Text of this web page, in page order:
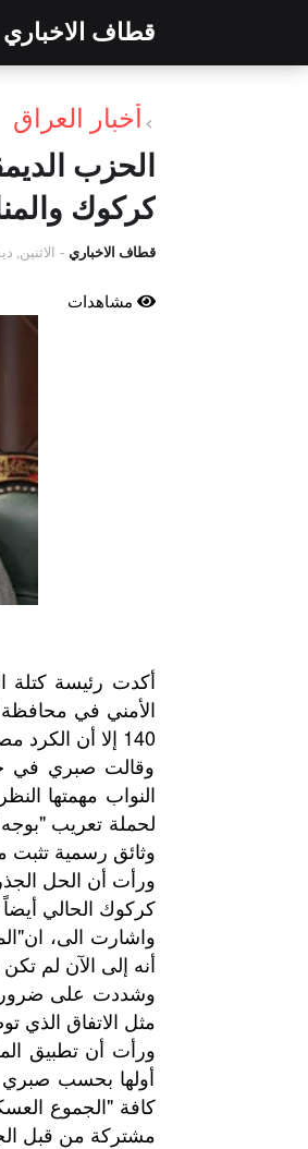
قطاف الاخباري
أخبار العراق
كركوك
قطاف الاخباري - الاثنين,
مشاهدات
أكدت رئيسة كتلة
الأمني في محافظة
140 إلا أن الكرد مصرون على تنفيذها فهي الحل الوحيد لسكان المناطق المتنازع عليها.
وقالت صبري في
النواب مهمتها
لحملة تعريب
وثائق رسمية تثبت
كركوك الحالي
أنه إلى الآن لم
وشددت على ضرورة
مثل الاتفاق الذي
ورأت أن تطبيق
أولها بحسب صبري
كافة "الجموع
مشتركة من قبل